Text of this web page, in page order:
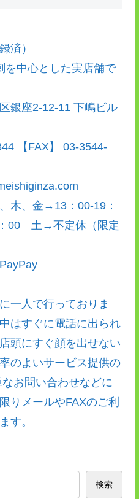
済）
を中心とした実店舗で
銀座2-12-11 下嶋ビル
【FAX】 03-3544-
木、金→13：00-19：
00 土→不定休（限定
一人で行っておりま
はすぐに電話に出られ
頭にすぐ顔を出せない
のよいサービス提供の
お問い合わせなどに
りメールやFAXのご利
す。
検索